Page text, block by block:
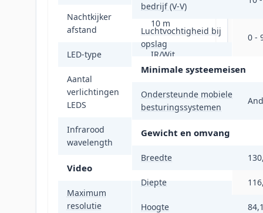
Nachtkijker
afstand
10 m
LED-type IR/Wit
Aantal
verlichtingen
LEDS
4
Infrarood
wavelength
850 nm
Video
Maximum
resolutie
bedrijf (V-V)
Luchtvochtigheid bij
opslag
0 -
Minimale systeemeisen
Ondersteunde mobiele
besturingssystemen
Gewicht en omvang
Breedte
Diepte
Hoogte